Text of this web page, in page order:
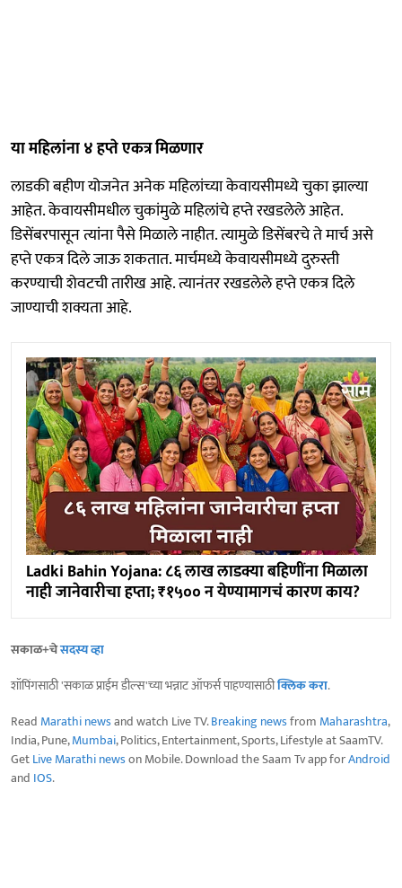
या महिलांना ४ हप्ते एकत्र मिळणार
लाडकी बहीण योजनेत अनेक महिलांच्या केवायसीमध्ये चुका झाल्या
आहेत. केवायसीमधील चुकांमुळे महिलांचे हप्ते रखडलेले आहेत.
डिसेंबरपासून त्यांना पैसे मिळाले नाहीत. त्यामुळे डिसेंबरचे ते मार्च असे
हप्ते एकत्र दिले जाऊ शकतात. मार्चमध्ये केवायसीमध्ये दुरुस्ती
करण्याची शेवटची तारीख आहे. त्यानंतर रखडलेले हप्ते एकत्र दिले
जाण्याची शक्यता आहे.
Ladki Bahin Yojana: ८६ लाख लाडक्या बहिणींना मिळाला
नाही जानेवारीचा हप्ता; ₹१५०० न येण्यामागचं कारण काय?
सकाळ+चेसदस्य व्हा
शॉपिंगसाठी 'सकाळ प्राईम डील्स'च्या भन्नाट ऑफर्स पाहण्यासाठीक्लिक करा.
Read Marathi newsand watch Live TV.Breaking newsfrom Maharashtra,
India, Pune,Mumbai, Politics, Entertainment, Sports, Lifestyle at SaamTV.
GetLive Marathi newson Mobile. Download the Saam Tv app forAndroid
and IOS.